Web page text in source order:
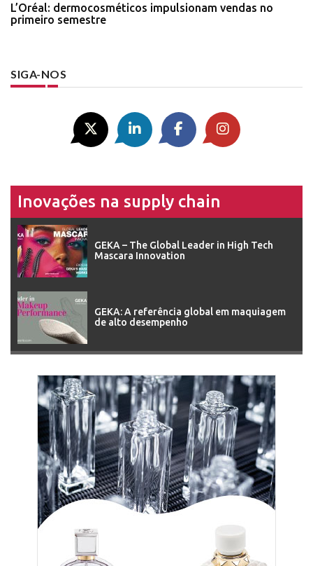
L’Oréal: dermocosméticos impulsionam vendas no
primeiro semestre
SIGA-NOS
Inovações na supply chain
GEKA – The Global Leader in High Tech
Mascara Innovation
GEKA: A referência global em maquiagem
de alto desempenho